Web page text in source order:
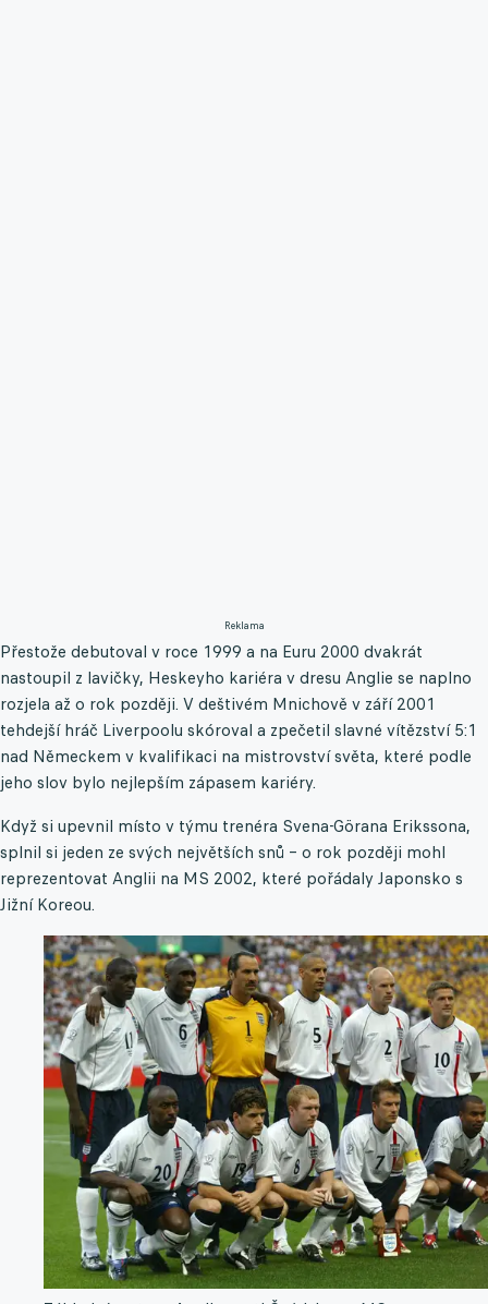
Reklama
Přestože debutoval v roce 1999 a na Euru 2000 dvakrát
nastoupil z lavičky, Heskeyho kariéra v dresu Anglie se naplno
rozjela až o rok později. V deštivém Mnichově v září 2001
tehdejší hráč Liverpoolu skóroval a zpečetil slavné vítězství 5:1
nad Německem v kvalifikaci na mistrovství světa, které podle
jeho slov bylo nejlepším zápasem kariéry.
Když si upevnil místo v týmu trenéra Svena-Görana Erikssona,
splnil si jeden ze svých největších snů – o rok později mohl
reprezentovat Anglii na MS 2002, které pořádaly Japonsko s
Jižní Koreou.